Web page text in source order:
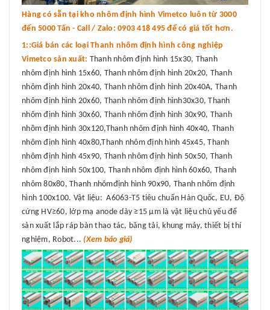
Hàng có sẵn tại kho nhôm định hình Vimetco luôn từ 3000
đến 5000 Tấn - Call / Zalo: 0903 418 495 để có giá tốt hơn.
1::Giá bán các loại Thanh nhôm định hình công nghiệp
Vimetco sản xuất: Thanh nhôm định hình 15x30, Thanh
nhôm định hình 15x60, Thanh nhôm định hình 20x20, Thanh
nhôm định hình 20x40, Thanh nhôm định hình 20x40A, Thanh
nhôm định hình 20x60, Thanh nhôm định hình30x30, Thanh
nhôm định hình 30x60, Thanh nhôm định hình 30x90, Thanh
nhôm định hình 30x120,Thanh nhôm định hình 40x40, Thanh
nhôm định hình 40x80,Thanh nhôm định hình 45x45, Thanh
nhôm định hình 45x90, Thanh nhôm định hình 50x50, Thanh
nhôm định hình 50x100, Thanh nhôm định hình 60x60, Thanh
nhôm 80x80, Thanh nhômđịnh hình 90x90, Thanh nhôm định
hình 100x100. Vật liệu: A6063-T5 tiêu chuẩn Hàn Quốc, EU, Độ
cứng HV≥60, lớp mạ anode dày ≥15 μm là vật liệu chủ yếu để
sản xuất lắp ráp bàn thao tác, băng tải, khung máy, thiết bị thí
nghiệm, Robot... (Xem báo giá)